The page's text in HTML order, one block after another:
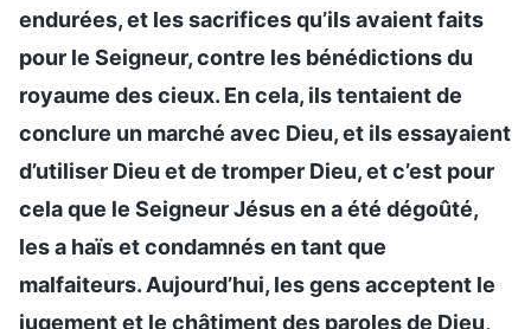
endurées, et les sacrifices qu’ils avaient faits
pour le Seigneur, contre les bénédictions du
royaume des cieux. En cela, ils tentaient de
conclure un marché avec Dieu, et ils essayaient
d’utiliser Dieu et de tromper Dieu, et c’est pour
cela que le Seigneur Jésus en a été dégoûté,
les a haïs et condamnés en tant que
malfaiteurs. Aujourd’hui, les gens acceptent le
jugement et le châtiment des paroles de Dieu,